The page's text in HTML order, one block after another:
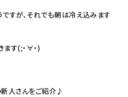
すが、それでも朝は冷え込みます
す(;・∀・)
人さんをご紹介♪